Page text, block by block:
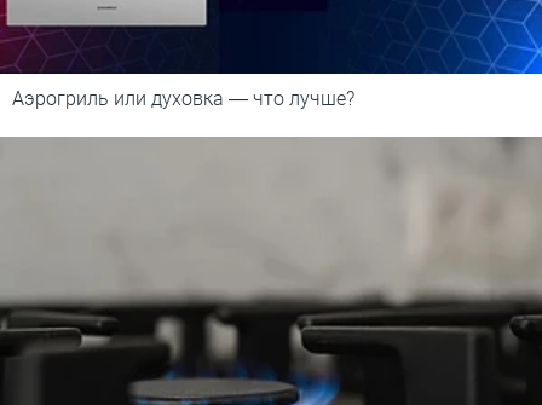
Аэрогриль или духовка ― что лучше?